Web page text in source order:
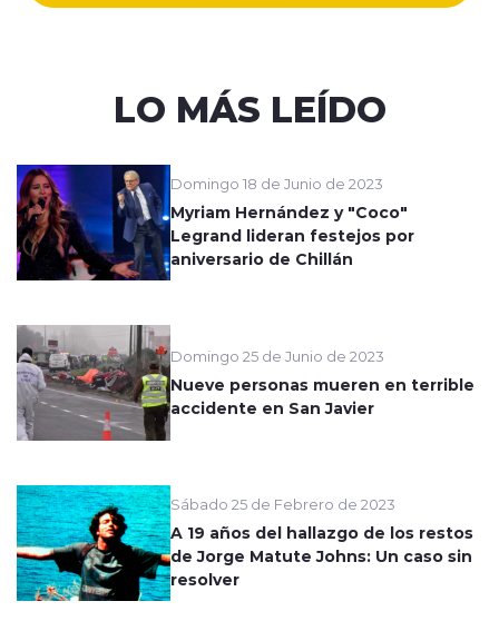
LO MÁS LEÍDO
Domingo 18 de Junio de 2023
Myriam Hernández y "Coco"
Legrand lideran festejos por
aniversario de Chillán
Domingo 25 de Junio de 2023
Nueve personas mueren en terrible
accidente en San Javier
Sábado 25 de Febrero de 2023
A 19 años del hallazgo de los restos
de Jorge Matute Johns: Un caso sin
resolver